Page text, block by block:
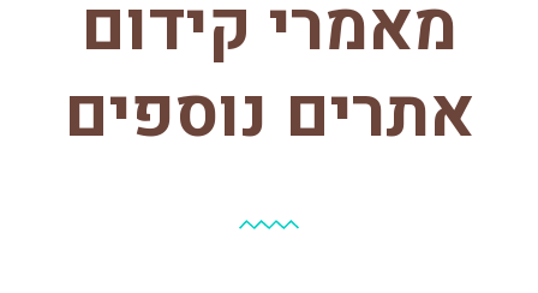
מאמרי קידום
אתרים נוספים